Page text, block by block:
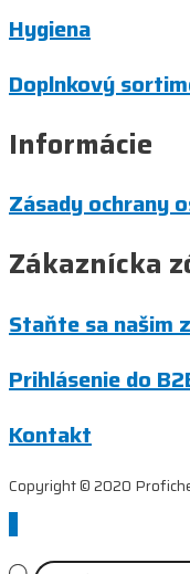
Hygiena
Doplnkový
Informácie
Zásady ochrany
Zákaznícka
Staňte sa našim
Prihlásenie do
Kontakt
Copyright © 2020